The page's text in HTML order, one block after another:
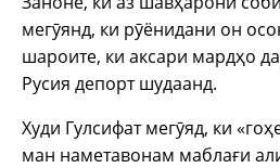
мегӯянд, ки рӯёнидани он
шароите, ки аксари мардҳо
Русия депорт шудаанд.
Худи Гулсифат мегӯяд, ки
ман наметавонам маблағи